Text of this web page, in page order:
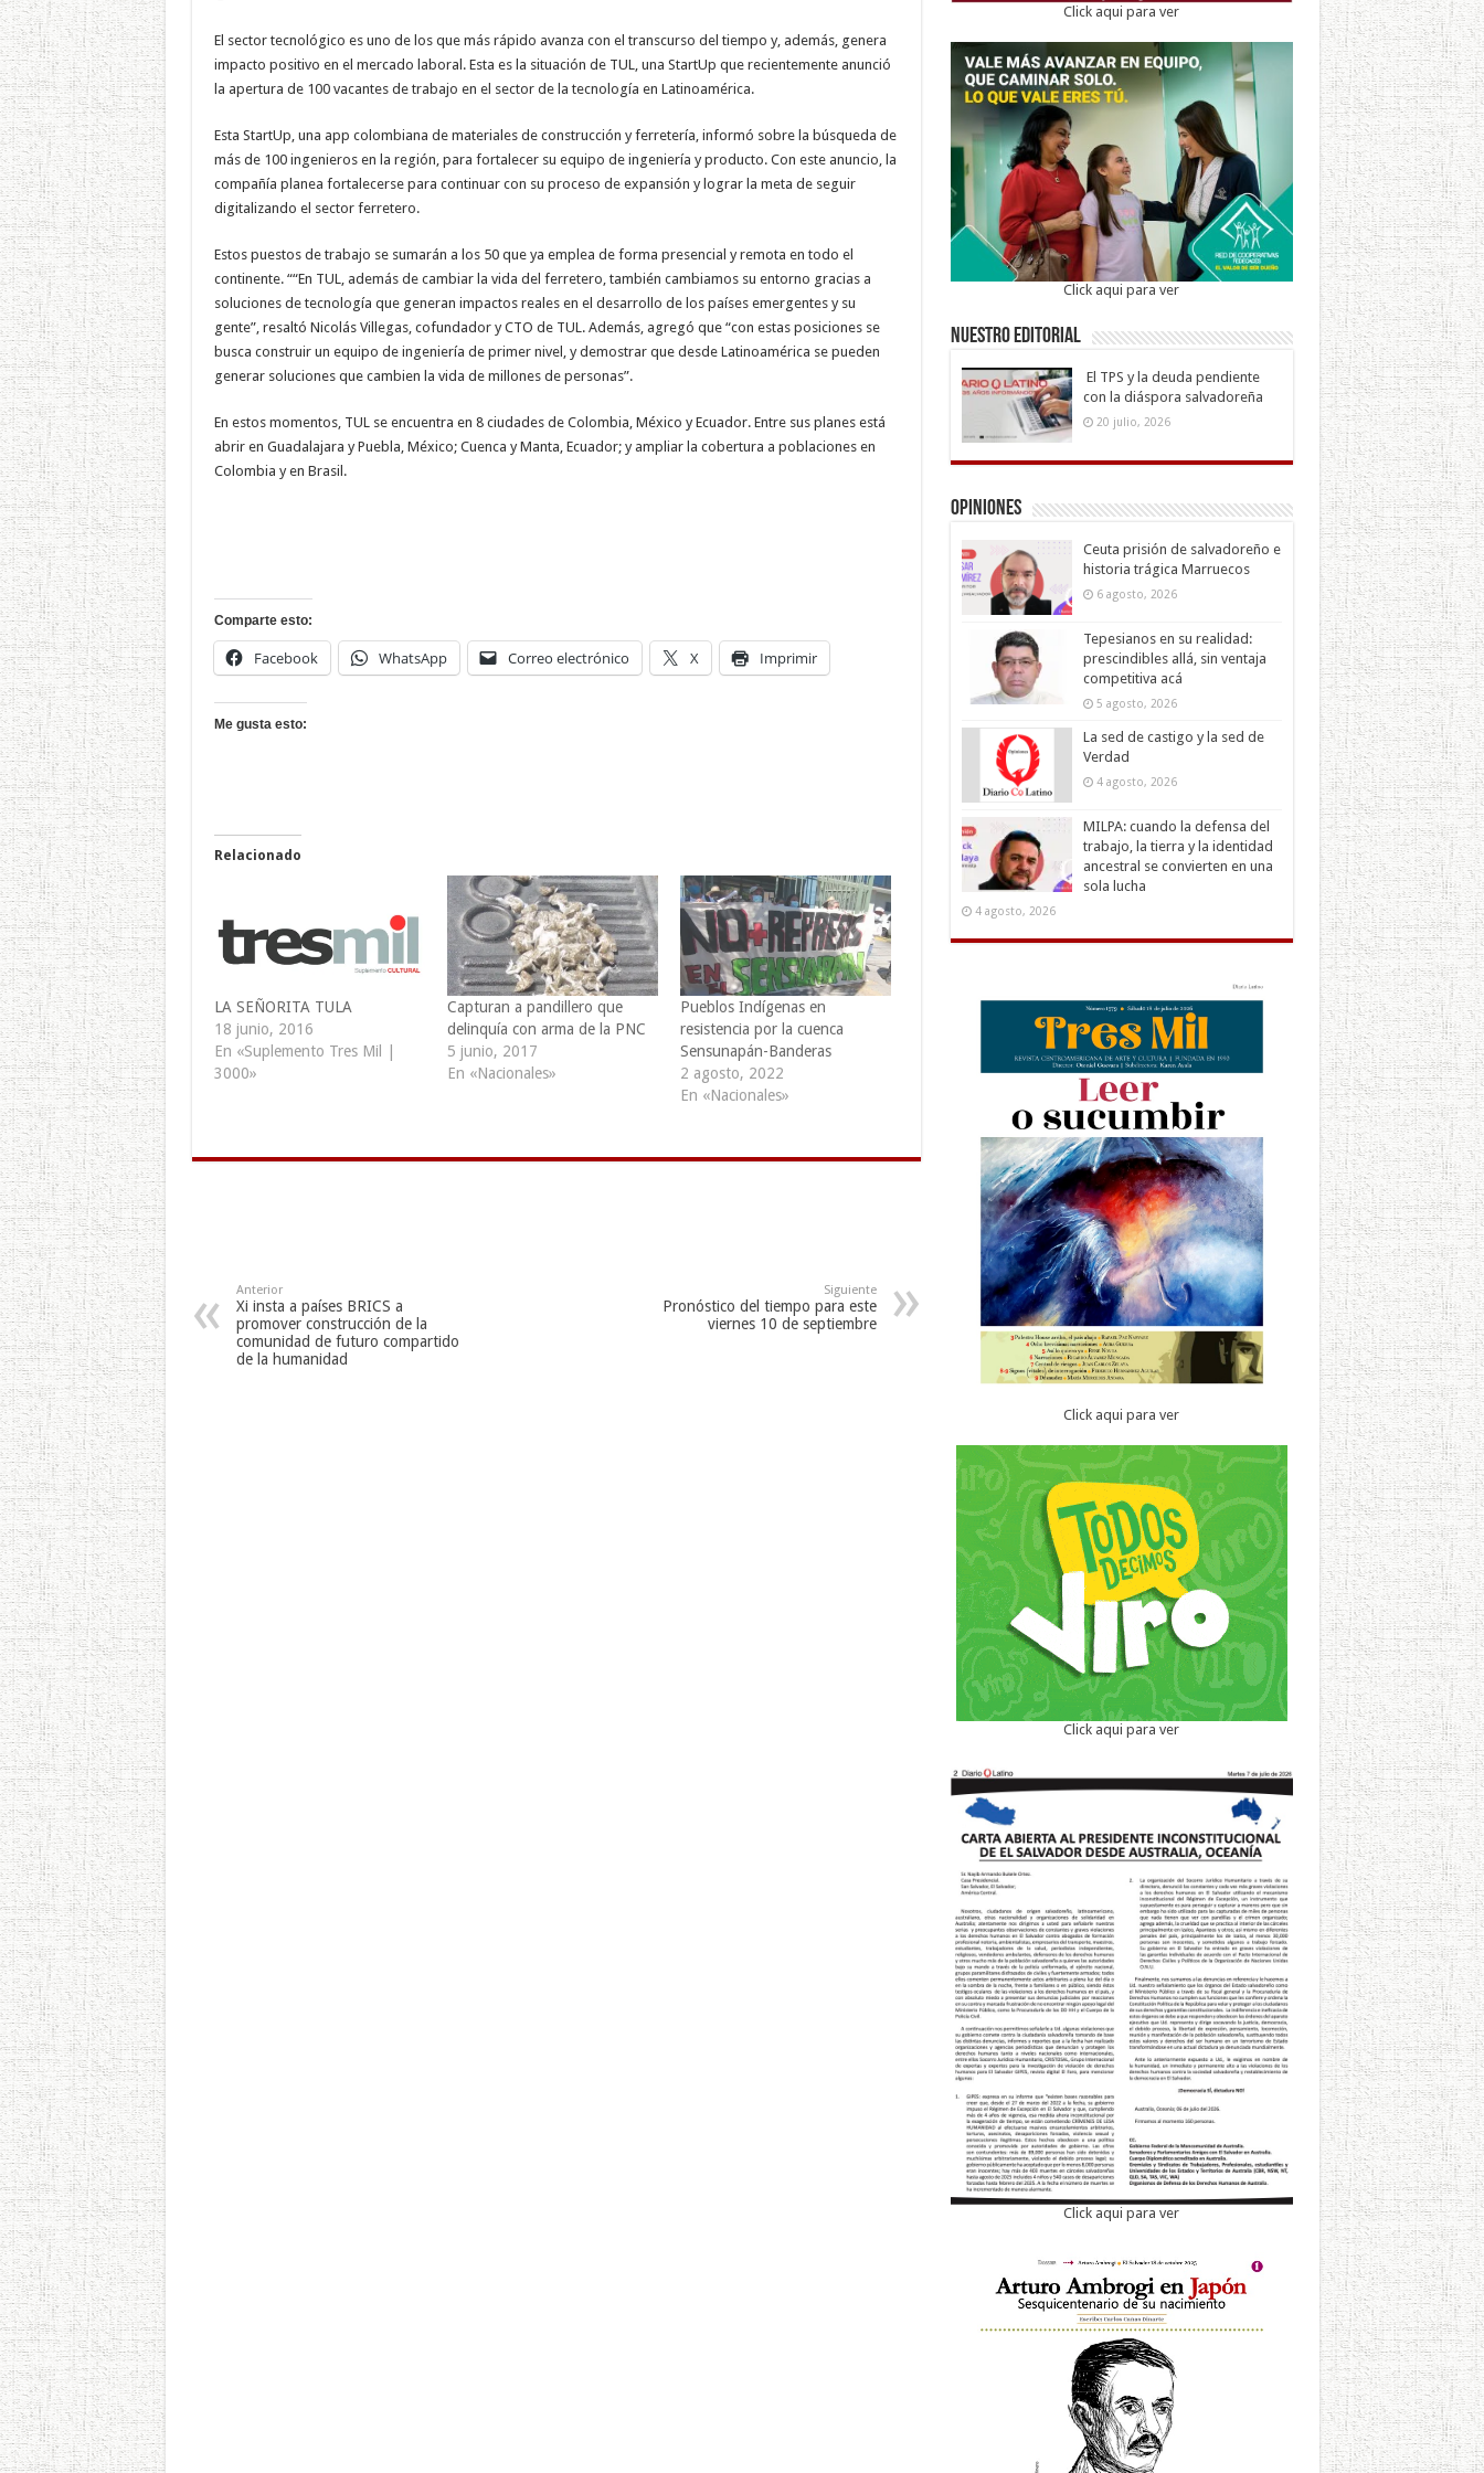
El sector tecnológico es uno de los que más rápido avanza con el transcurso del tiempo y, además, genera
impacto positivo en el mercado laboral. Esta es la situación de TUL, una StartUp que recientemente anunció
la apertura de 100 vacantes de trabajo en el sector de la tecnología en Latinoamérica.
Esta StartUp, una app colombiana de materiales de construcción y ferretería, informó sobre la búsqueda de
más de 100 ingenieros en la región, para fortalecer su equipo de ingeniería y producto. Con este anuncio, la
compañía planea fortalecerse para continuar con su proceso de expansión y lograr la meta de seguir
digitalizando el sector ferretero.
Estos puestos de trabajo se sumarán a los 50 que ya emplea de forma presencial y remota en todo el
continente. ““En TUL, además de cambiar la vida del ferretero, también cambiamos su entorno gracias a
soluciones de tecnología que generan impactos reales en el desarrollo de los países emergentes y su
gente”, resaltó Nicolás Villegas, cofundador y CTO de TUL. Además, agregó que “con estas posiciones se
busca construir un equipo de ingeniería de primer nivel, y demostrar que desde Latinoamérica se pueden
generar soluciones que cambien la vida de millones de personas”.
En estos momentos, TUL se encuentra en 8 ciudades de Colombia, México y Ecuador. Entre sus planes está
abrir en Guadalajara y Puebla, México; Cuenca y Manta, Ecuador; y ampliar la cobertura a poblaciones en
Colombia y en Brasil.
Comparte esto:
Facebook WhatsApp Correo electrónico X Imprimir
Me gusta esto:
Relacionado
LA SEÑORITA TULA
18 junio, 2016
En «Suplemento Tres Mil |
3000»
Capturan a pandillero que
delinquía con arma de la PNC
5 junio, 2017
En «Nacionales»
Pueblos Indígenas en
resistencia por la cuenca
Sensunapán-Banderas
2 agosto, 2022
En «Nacionales»
Anterior
Xi insta a países BRICS a
promover construcción de la
comunidad de futuro compartido
de la humanidad
Siguiente
Pronóstico del tiempo para este
viernes 10 de septiembre
Click aqui para ver
Click aqui para ver
Nuestro Editorial
El TPS y la deuda pendiente
con la diáspora salvadoreña
20 julio, 2026
Opiniones
Ceuta prisión de salvadoreño e
historia trágica Marruecos
6 agosto, 2026
Tepesianos en su realidad:
prescindibles allá, sin ventaja
competitiva acá
5 agosto, 2026
La sed de castigo y la sed de
Verdad
4 agosto, 2026
MILPA: cuando la defensa del
trabajo, la tierra y la identidad
ancestral se convierten en una
sola lucha
4 agosto, 2026
Click aqui para ver
Click aqui para ver
Click aqui para ver